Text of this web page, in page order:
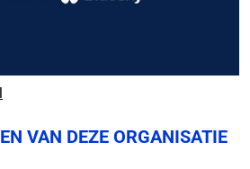
VAN DEZE ORGANISATIE